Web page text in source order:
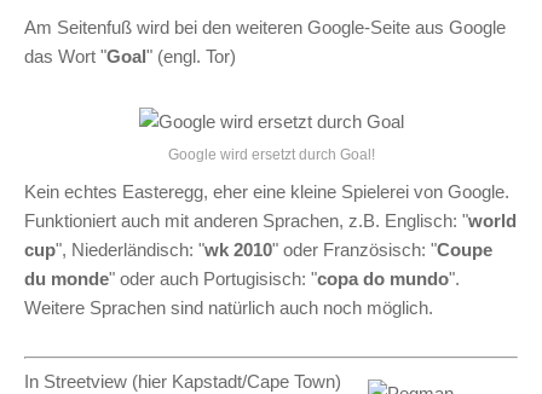
Am Seitenfuß wird bei den weiteren Google-Seite aus Google
das Wort "Goal" (engl. Tor)
Google wird ersetzt durch Goal!
Kein echtes Easteregg, eher eine kleine Spielerei von Google.
Funktioniert auch mit anderen Sprachen, z.B. Englisch: "world
cup", Niederländisch: "wk 2010" oder Französisch: "Coupe
du monde" oder auch Portugisisch: "copa do mundo".
Weitere Sprachen sind natürlich auch noch möglich.
In Streetview (hier Kapstadt/Cape Town)